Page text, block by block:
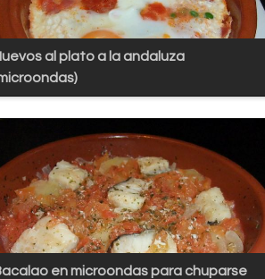
al plato a la andaluza
en microondas para chuparse